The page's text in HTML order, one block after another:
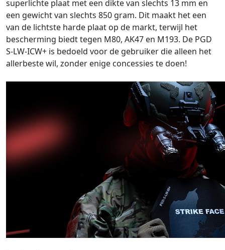
superlichte plaat met een dikte van slechts 13 mm en
een gewicht van slechts 850 gram. Dit maakt het een
van de lichtste harde plaat op de markt, terwijl het
bescherming biedt tegen M80, AK47 en M193. De PGD
S-LW-ICW+ is bedoeld voor de gebruiker die alleen het
allerbeste wil, zonder enige concessies te doen!